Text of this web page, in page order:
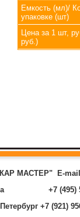
Емкость (мл)/
упаковке (шт)
Цена за 1 шт,
руб.)
МАСТЕР"
E-
+7 (495)
+7 (921)